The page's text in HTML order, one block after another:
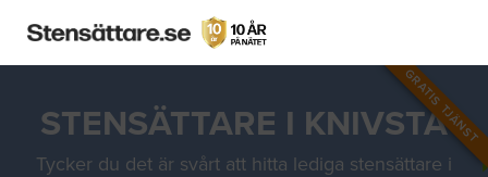
GRATIS TJÄNST
STENSÄTTARE I KNIVSTA
Tycker du det är svårt att hitta lediga stensättare i